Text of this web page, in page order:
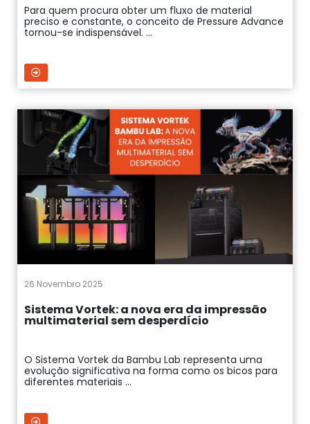
Para quem procura obter um fluxo de material
preciso e constante, o conceito de Pressure Advance
tornou-se indispensável. ...
26 Novembro 2025
Sistema Vortek: a nova era da impressão
multimaterial sem desperdício
O Sistema Vortek da Bambu Lab representa uma
evolução significativa na forma como os bicos para
diferentes materiais ...